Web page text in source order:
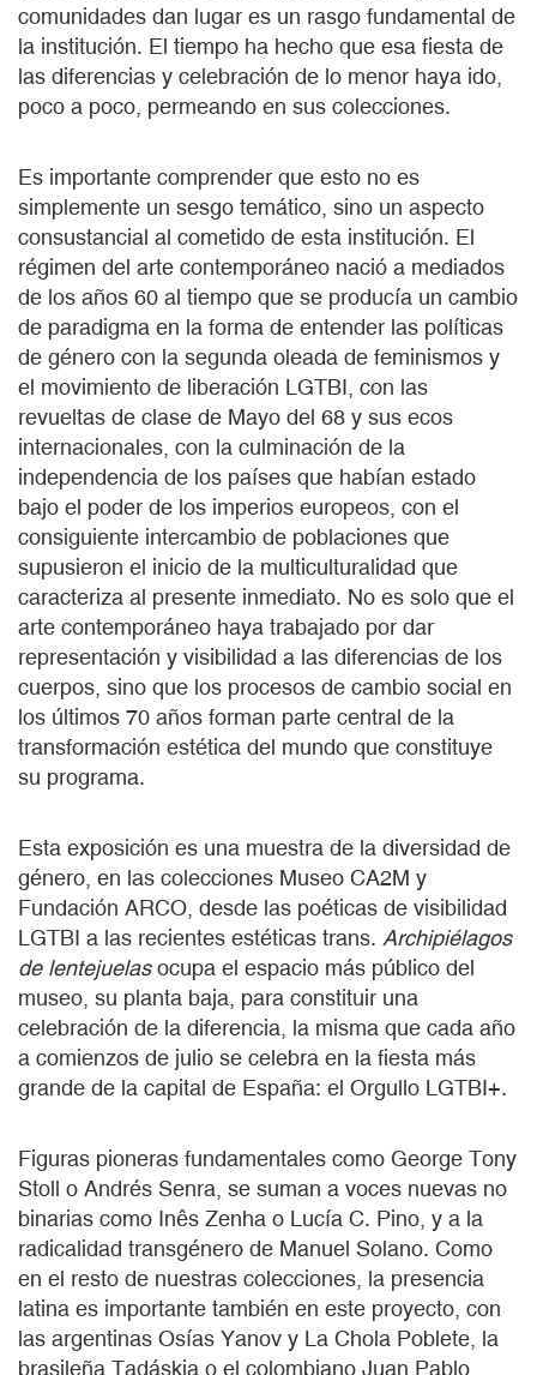
comunidades dan lugar es un rasgo fundamental de
la institución. El tiempo ha hecho que esa fiesta de
las diferencias y celebración de lo menor haya ido,
poco a poco, permeando en sus colecciones.
Es importante comprender que esto no es
simplemente un sesgo temático, sino un aspecto
consustancial al cometido de esta institución. El
régimen del arte contemporáneo nació a mediados
de los años 60 al tiempo que se producía un cambio
de paradigma en la forma de entender las políticas
de género con la segunda oleada de feminismos y
el movimiento de liberación LGTBI, con las
revueltas de clase de Mayo del 68 y sus ecos
internacionales, con la culminación de la
independencia de los países que habían estado
bajo el poder de los imperios europeos, con el
consiguiente intercambio de poblaciones que
supusieron el inicio de la multiculturalidad que
caracteriza al presente inmediato. No es solo que el
arte contemporáneo haya trabajado por dar
representación y visibilidad a las diferencias de los
cuerpos, sino que los procesos de cambio social en
los últimos 70 años forman parte central de la
transformación estética del mundo que constituye
su programa.
Esta exposición es una muestra de la diversidad de
género, en las colecciones Museo CA2M y
Fundación ARCO, desde las poéticas de visibilidad
LGTBI a las recientes estéticas trans. Archipiélagos
de lentejuelasocupa el espacio más público del
museo, su planta baja, para constituir una
celebración de la diferencia, la misma que cada año
a comienzos de julio se celebra en la fiesta más
grande de la capital de España: el Orgullo LGTBI+.
Figuras pioneras fundamentales como George Tony
Stoll o Andrés Senra, se suman a voces nuevas no
binarias como Inês Zenha o Lucía C. Pino, y a la
radicalidad transgénero de Manuel Solano. Como
en el resto de nuestras colecciones, la presencia
latina es importante también en este proyecto, con
las argentinas Osías Yanov y La Chola Poblete, la
brasileña Tadáskia o el colombiano Juan Pablo